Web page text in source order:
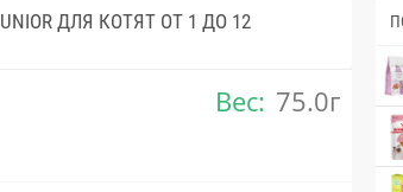
ДЛЯ КОТЯТ ОТ 1 ДО 12
Вес: 75.0г